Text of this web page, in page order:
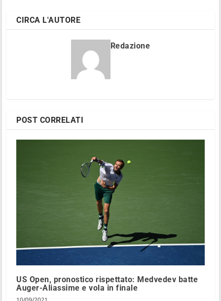
CIRCA L'AUTORE
Redazione
POST CORRELATI
US Open, pronostico rispettato: Medvedev batte
Auger-Aliassime e vola in finale